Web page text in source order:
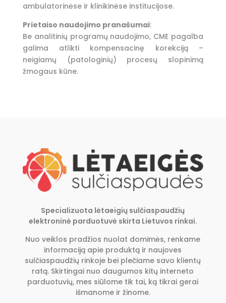
ambulatorinėse ir klinikinėse institucijose.
Prietaiso naudojimo pranašumai:
Be analitinių programų naudojimo, CME pagalba
galima atlikti kompensacinę korekciją –
neigiamų (patologinių) procesų slopinimą
žmogaus kūne.
Specializuota lėtaeigių sulčiaspaudžių
elektroninė parduotuvė skirta Lietuvos rinkai.
Nuo veiklos pradžios nuolat domimės, renkame
informaciją apie produktą ir naujoves
sulčiaspaudžių rinkoje bei plečiame savo klientų
ratą. Skirtingai nuo daugumos kitų interneto
parduotuvių, mes siūlome tik tai, ką tikrai gerai
išmanome ir žinome.